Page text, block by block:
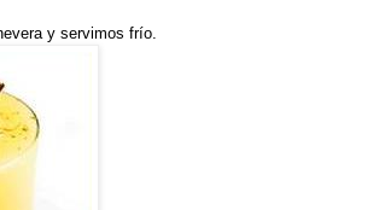
y servimos frío.